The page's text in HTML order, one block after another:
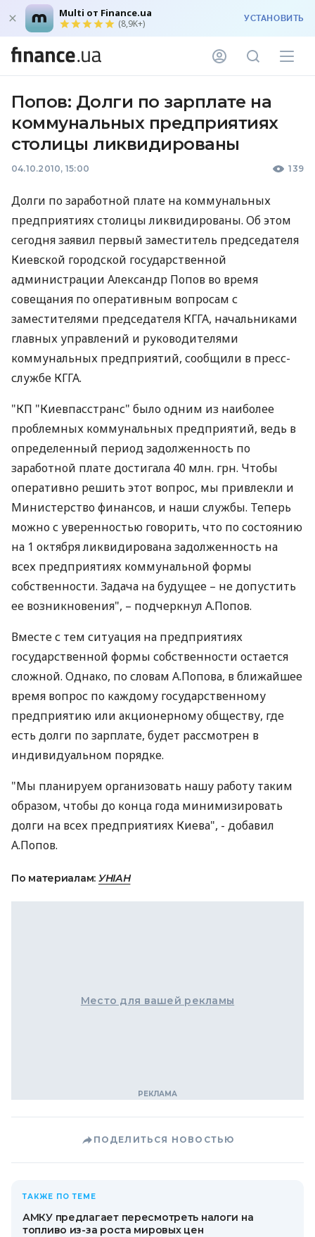
Multi от Finance.ua
(8,9K+) УСТАНОВИТЬ
Попов: Долги по зарплате на
коммунальных предприятиях
столицы ликвидированы
04.10.2010, 15:00 139
Долги по заработной плате на коммунальных
предприятиях столицы ликвидированы. Об этом
сегодня заявил первый заместитель председателя
Киевской городской государственной
администрации Александр Попов во время
совещания по оперативным вопросам с
заместителями председателя КГГА, начальниками
главных управлений и руководителями
коммунальных предприятий, сообщили в пресс-
службе КГГА.
"КП "Киевпасстранс" было одним из наиболее
проблемных коммунальных предприятий, ведь в
определенный период задолженность по
заработной плате достигала 40 млн. грн. Чтобы
оперативно решить этот вопрос, мы привлекли и
Министерство финансов, и наши службы. Теперь
можно с уверенностью говорить, что по состоянию
на 1 октября ликвидирована задолженность на
всех предприятиях коммунальной формы
собственности. Задача на будущее – не допустить
ее возникновения", – подчеркнул А.Попов.
Вместе с тем ситуация на предприятиях
государственной формы собственности остается
сложной. Однако, по словам А.Попова, в ближайшее
время вопрос по каждому государственному
предприятию или акционерному обществу, где
есть долги по зарплате, будет рассмотрен в
индивидуальном порядке.
"Мы планируем организовать нашу работу таким
образом, чтобы до конца года минимизировать
долги на всех предприятиях Киева", - добавил
А.Попов.
По материалам: УНІАН
Место для вашей рекламы
ПОДЕЛИТЬСЯ НОВОСТЬЮ
ТАКЖЕ ПО ТЕМЕ
АМКУ предлагает пересмотреть налоги на
топливо из-за роста мировых цен